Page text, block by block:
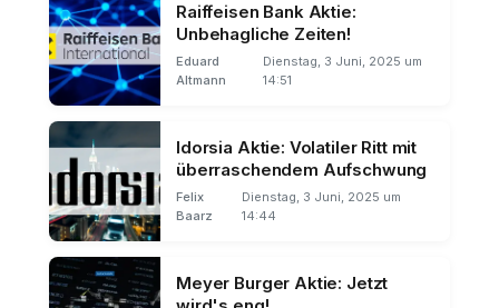
Raiffeisen Bank Aktie:
Unbehagliche Zeiten!
Eduard
Altmann
Dienstag, 3 Juni, 2025 um
14:51
Idorsia Aktie: Volatiler Ritt mit
überraschendem Aufschwung
Felix
Baarz
Dienstag, 3 Juni, 2025 um
14:44
Meyer Burger Aktie: Jetzt